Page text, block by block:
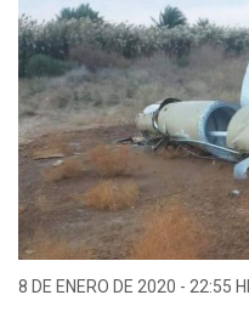
8 DE ENERO DE 2020 - 22:55